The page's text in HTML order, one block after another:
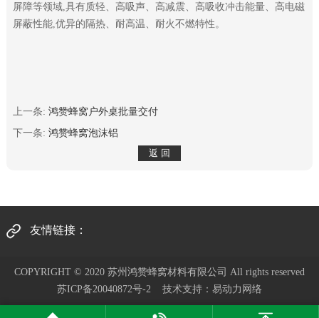
屏障等领域,具有质轻、高吸声、高减震、高吸收冲击能量、高电磁
屏蔽性能,优异的隔热、耐高温、耐火不燃特性。
上一条: 鸿赞蜂窝户外桌批量交付
下一条: 鸿赞蜂窝泡沫铝
友情链接：
COPYRIGHT © 2020 苏州鸿赞蜂窝材料有限公司 All rights reserved
苏ICP备20040872号-2
技术支持： 易动力网络